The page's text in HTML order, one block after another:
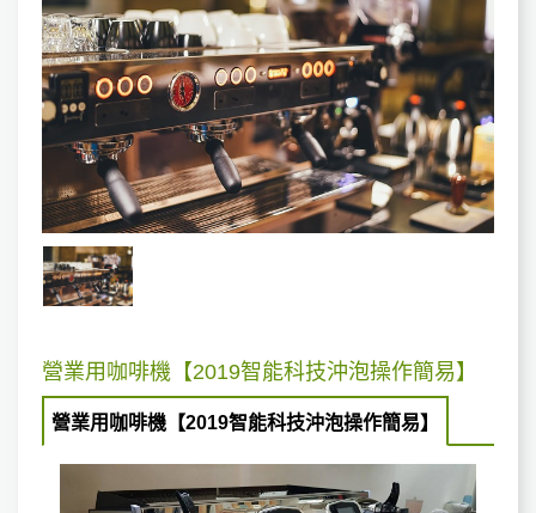
營業用咖啡機【2019智能科技沖泡操作簡易】
營業用咖啡機【2019智能科技沖泡操作簡易】